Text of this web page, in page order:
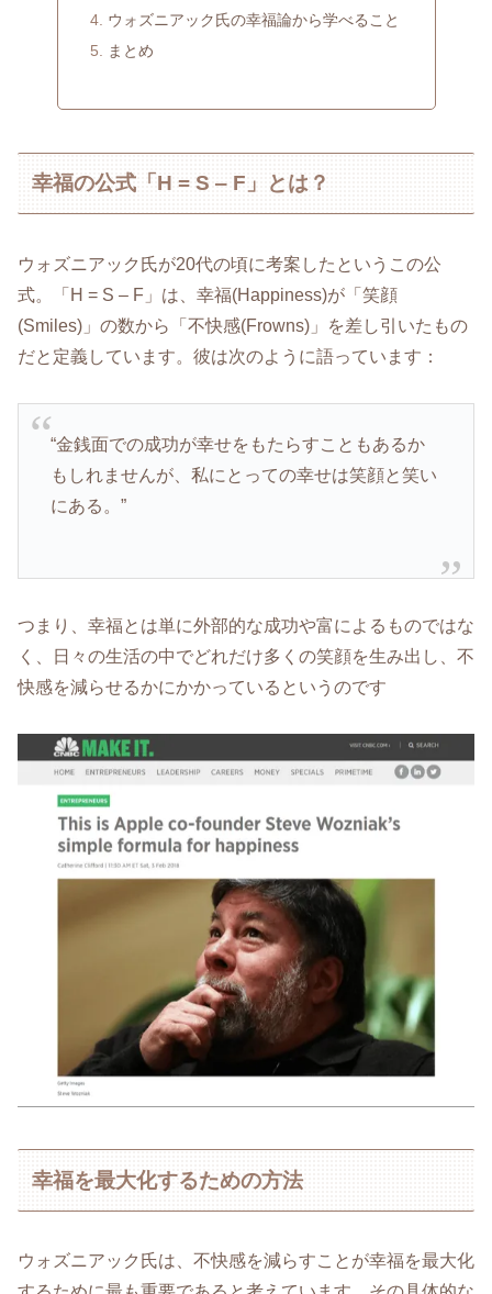
ウォズニアック氏の幸福論から学べること
まとめ
幸福の公式「H = S ‒ F」とは？
ウォズニアック氏が20代の頃に考案したというこの公
式。「H = S ‒ F」は、幸福(Happiness)が「笑顔
(Smiles)」の数から「不快感(Frowns)」を差し引いたもの
だと定義しています。彼は次のように語っています：
“金銭面での成功が幸せをもたらすこともあるか
もしれませんが、私にとっての幸せは笑顔と笑い
にある。”
つまり、幸福とは単に外部的な成功や富によるものではな
く、日々の生活の中でどれだけ多くの笑顔を生み出し、不
快感を減らせるかにかかっているというのです
幸福を最大化するための方法
ウォズニアック氏は、不快感を減らすことが幸福を最大化